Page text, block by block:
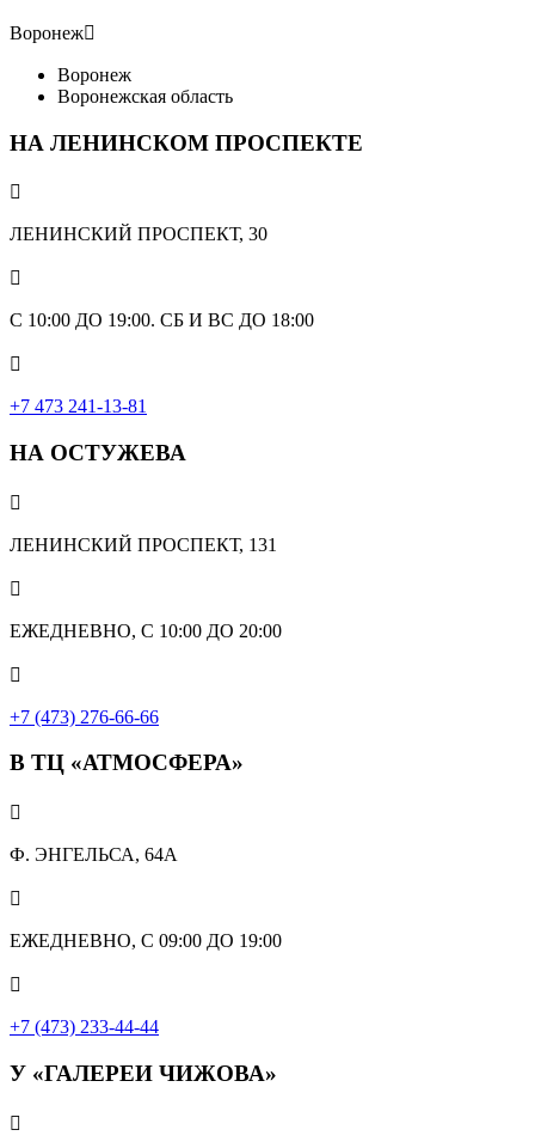
Воронеж
Воронеж
Воронежская область
НА ЛЕНИНСКОМ ПРОСПЕКТЕ

ЛЕНИНСКИЙ ПРОСПЕКТ, 30

С 10:00 ДО 19:00. СБ И ВС ДО 18:00

+7 473 241-13-81
НА ОСТУЖЕВА

ЛЕНИНСКИЙ ПРОСПЕКТ, 131

ЕЖЕДНЕВНО, С 10:00 ДО 20:00

+7 (473) 276-66-66
В ТЦ «АТМОСФЕРА»

Ф. ЭНГЕЛЬСА, 64А

ЕЖЕДНЕВНО, С 09:00 ДО 19:00

+7 (473) 233-44-44
У «ГАЛЕРЕИ ЧИЖОВА»
